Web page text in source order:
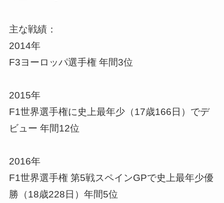
主な戦績：
2014年
F3ヨーロッパ選手権 年間3位
2015年
F1世界選手権に史上最年少（17歳166日）でデ
ビュー 年間12位
2016年
F1世界選手権 第5戦スペインGPで史上最年少優
勝（18歳228日）年間5位